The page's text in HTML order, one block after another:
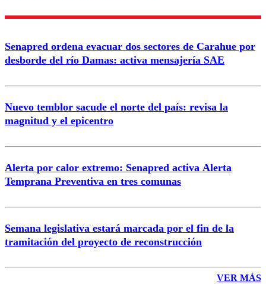
Correo
Senapred ordena evacuar dos sectores de Carahue por
desborde del río Damas: activa mensajería SAE
Nuevo temblor sacude el norte del país: revisa la
magnitud y el epicentro
Alerta por calor extremo: Senapred activa Alerta
Temprana Preventiva en tres comunas
Semana legislativa estará marcada por el fin de la
tramitación del proyecto de reconstrucción
VER MÁS